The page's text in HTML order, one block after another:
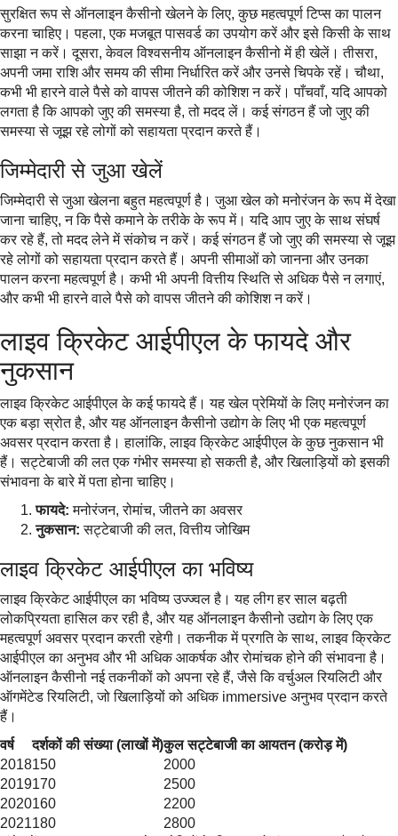
सुरक्षित रूप से ऑनलाइन कैसीनो खेलने के लिए, कुछ महत्वपूर्ण टिप्स का पालन
करना चाहिए। पहला, एक मजबूत पासवर्ड का उपयोग करें और इसे किसी के साथ
साझा न करें। दूसरा, केवल विश्वसनीय ऑनलाइन कैसीनो में ही खेलें। तीसरा,
अपनी जमा राशि और समय की सीमा निर्धारित करें और उनसे चिपके रहें। चौथा,
कभी भी हारने वाले पैसे को वापस जीतने की कोशिश न करें। पाँचवाँ, यदि आपको
लगता है कि आपको जुए की समस्या है, तो मदद लें। कई संगठन हैं जो जुए की
समस्या से जूझ रहे लोगों को सहायता प्रदान करते हैं।
जिम्मेदारी से जुआ खेलें
जिम्मेदारी से जुआ खेलना बहुत महत्वपूर्ण है। जुआ खेल को मनोरंजन के रूप में देखा
जाना चाहिए, न कि पैसे कमाने के तरीके के रूप में। यदि आप जुए के साथ संघर्ष
कर रहे हैं, तो मदद लेने में संकोच न करें। कई संगठन हैं जो जुए की समस्या से जूझ
रहे लोगों को सहायता प्रदान करते हैं। अपनी सीमाओं को जानना और उनका
पालन करना महत्वपूर्ण है। कभी भी अपनी वित्तीय स्थिति से अधिक पैसे न लगाएं,
और कभी भी हारने वाले पैसे को वापस जीतने की कोशिश न करें।
लाइव क्रिकेट आईपीएल के फायदे और
नुकसान
लाइव क्रिकेट आईपीएल के कई फायदे हैं। यह खेल प्रेमियों के लिए मनोरंजन का
एक बड़ा स्रोत है, और यह ऑनलाइन कैसीनो उद्योग के लिए भी एक महत्वपूर्ण
अवसर प्रदान करता है। हालांकि, लाइव क्रिकेट आईपीएल के कुछ नुकसान भी
हैं। सट्टेबाजी की लत एक गंभीर समस्या हो सकती है, और खिलाड़ियों को इसकी
संभावना के बारे में पता होना चाहिए।
फायदे: मनोरंजन, रोमांच, जीतने का अवसर
नुकसान: सट्टेबाजी की लत, वित्तीय जोखिम
लाइव क्रिकेट आईपीएल का भविष्य
लाइव क्रिकेट आईपीएल का भविष्य उज्ज्वल है। यह लीग हर साल बढ़ती
लोकप्रियता हासिल कर रही है, और यह ऑनलाइन कैसीनो उद्योग के लिए एक
महत्वपूर्ण अवसर प्रदान करती रहेगी। तकनीक में प्रगति के साथ, लाइव क्रिकेट
आईपीएल का अनुभव और भी अधिक आकर्षक और रोमांचक होने की संभावना है।
ऑनलाइन कैसीनो नई तकनीकों को अपना रहे हैं, जैसे कि वर्चुअल रियलिटी और
ऑगमेंटेड रियलिटी, जो खिलाड़ियों को अधिक immersive अनुभव प्रदान करते
हैं।
वर्ष
दर्शकों की संख्या (लाखों में)कुल सट्टेबाजी का आयतन (करोड़ में)
2018150
2000
2019170
2500
2020160
2200
2021180
2800